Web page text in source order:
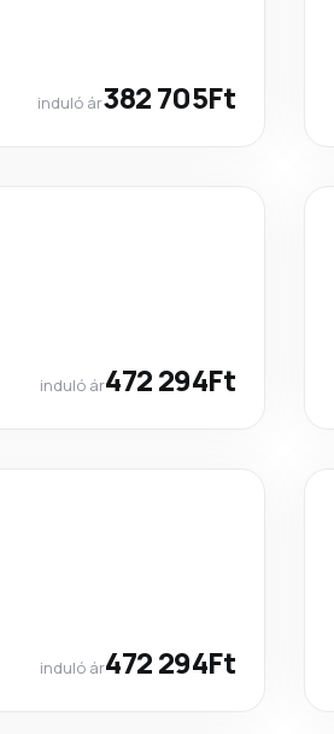
induló ár382 705Ft
induló ár472 294Ft
induló ár472 294Ft